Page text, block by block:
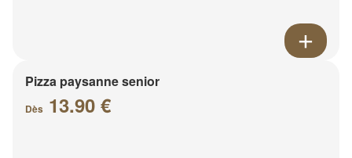
Pizza paysanne senior
Dès 13.90 €